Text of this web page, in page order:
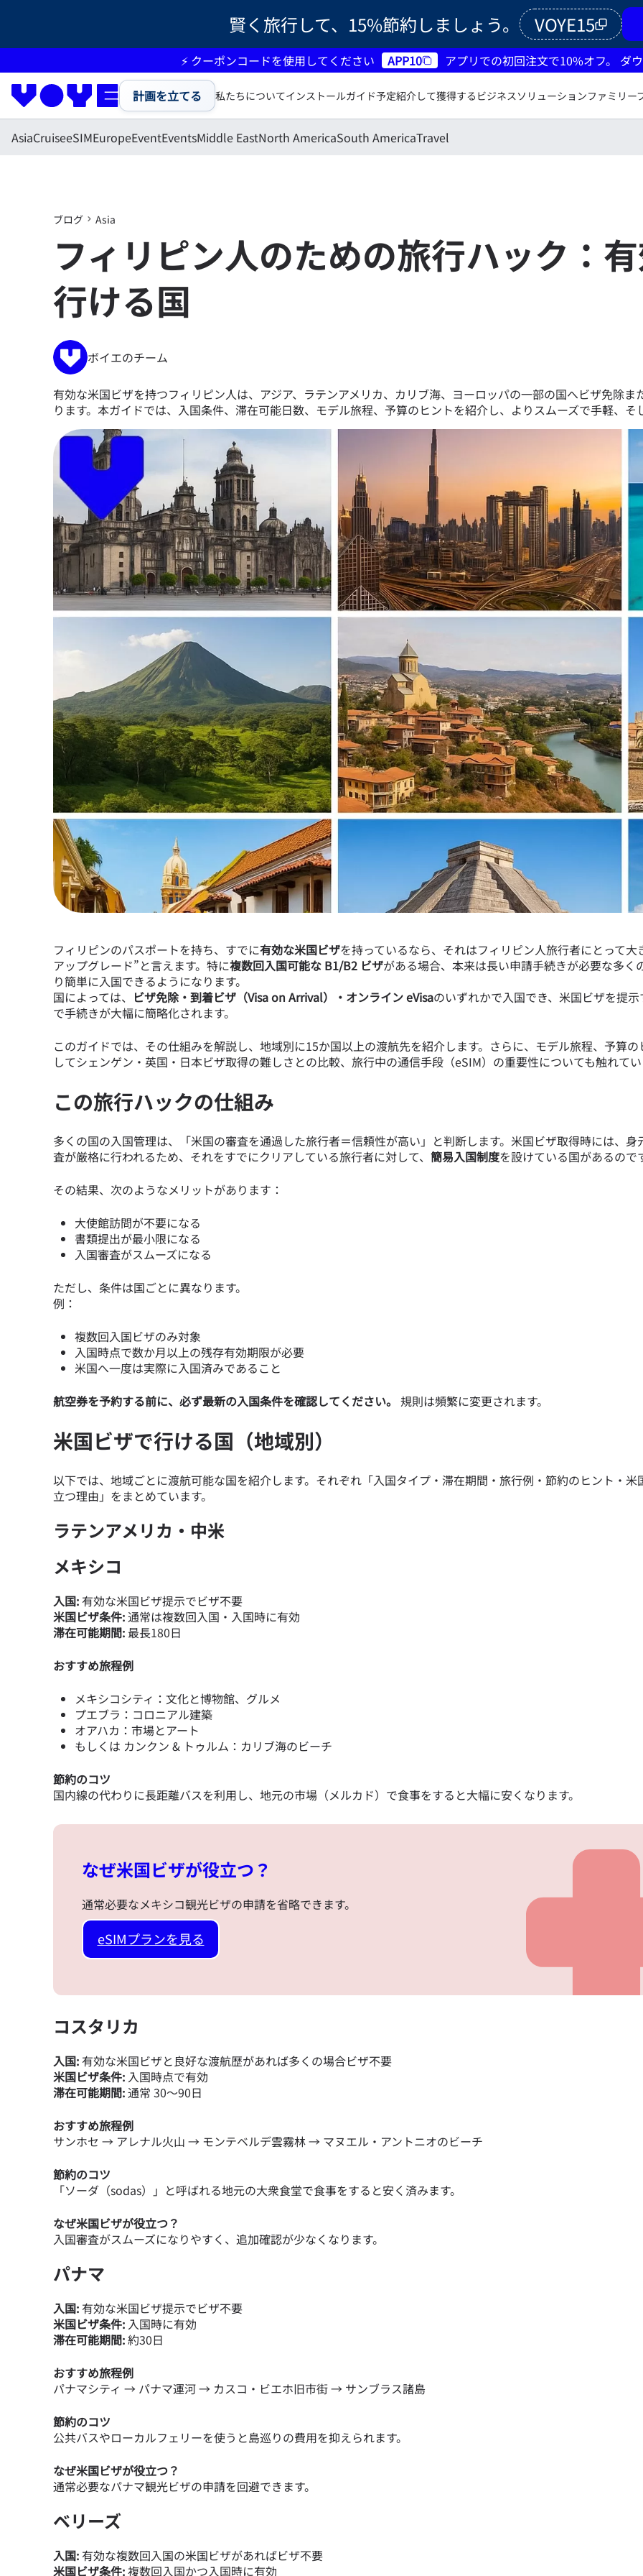
賢く旅行して、15%節約しましょう。 VOYE15
⚡ クーポンコードを使用してください APP10 アプリでの初回注文で10%オフ。 ダ
計画を立てる 私たちについてインストールガイド予定紹介して獲得する ビジネスソリューションファミリー
AsiaCruiseeSIMEuropeEventEventsMiddle EastNorth AmericaSouth AmericaTravel
ブログ Asia
フィリピン人のための旅行ハック：
行ける国
ボイエのチーム
有効な米国ビザを持つフィリピン人は、アジア、ラテンアメリカ、カリブ海、ヨーロッパの一部の国へビザ免除
ります。本ガイドでは、入国条件、滞在可能日数、モデル旅程、予算のヒントを紹介し、よりスムーズで手軽、そ
フィリピンのパスポートを持ち、すでに有効な米国ビザを持っているなら、それはフィリピン人旅行者にとって大
アップグレード”と言えます。特に複数回入国可能な B1/B2 ビザがある場合、本来は長い申請手続きが必要な多く
り簡単に入国できるようになります。
国によっては、 ビザ免除・到着ビザ（Visa on Arrival）・オンライン eVisaのいずれかで入国でき、米国ビザを提示
で手続きが大幅に簡略化されます。
このガイドでは、その仕組みを解説し、地域別に15か国以上の渡航先を紹介します。さらに、モデル旅程、予算の
してシェンゲン・英国・日本ビザ取得の難しさとの比較、旅行中の通信手段（eSIM）の重要性についても触れてい
この旅行ハックの仕組み
多くの国の入国管理は、「米国の審査を通過した旅行者＝信頼性が高い」と判断します。米国ビザ取得時には、身
査が厳格に行われるため、それをすでにクリアしている旅行者に対して、 簡易入国制度を設けている国があるので
その結果、次のようなメリットがあります：
大使館訪問が不要になる
書類提出が最小限になる
入国審査がスムーズになる
ただし、条件は国ごとに異なります。
例：
複数回入国ビザのみ対象
入国時点で数か月以上の残存有効期限が必要
米国へ一度は実際に入国済みであること
航空券を予約する前に、必ず最新の入国条件を確認してください。 規則は頻繁に変更されます。
米国ビザで行ける国（地域別）
以下では、地域ごとに渡航可能な国を紹介します。それぞれ「入国タイプ・滞在期間・旅行例・節約のヒント・米
立つ理由」をまとめています。
ラテンアメリカ・中米
メキシコ
入国:有効な米国ビザ提示でビザ不要
米国ビザ条件:通常は複数回入国・入国時に有効
滞在可能期間: 最長180日
おすすめ旅程例
メキシコシティ：文化と博物館、グルメ
プエブラ：コロニアル建築
オアハカ：市場とアート
もしくは カンクン & トゥルム：カリブ海のビーチ
節約のコツ
国内線の代わりに長距離バスを利用し、地元の市場（メルカド）で食事をすると大幅に安くなります。
なぜ米国ビザが役立つ？
通常必要なメキシコ観光ビザの申請を省略できます。
eSIMプランを見る
コスタリカ
入国:有効な米国ビザと良好な渡航歴があれば多くの場合ビザ不要
米国ビザ条件: 入国時点で有効
滞在可能期間:通常 30～90日
おすすめ旅程例
サンホセ → アレナル火山 → モンテベルデ雲霧林 → マヌエル・アントニオのビーチ
節約のコツ
「ソーダ（sodas）」と呼ばれる地元の大衆食堂で食事をすると安く済みます。
なぜ米国ビザが役立つ？
入国審査がスムーズになりやすく、追加確認が少なくなります。
パナマ
入国:有効な米国ビザ提示でビザ不要
米国ビザ条件: 入国時に有効
滞在可能期間:約30日
おすすめ旅程例
パナマシティ → パナマ運河 → カスコ・ビエホ旧市街 → サンブラス諸島
節約のコツ
公共バスやローカルフェリーを使うと島巡りの費用を抑えられます。
なぜ米国ビザが役立つ？
通常必要なパナマ観光ビザの申請を回避できます。
ベリーズ
入国:有効な複数回入国の米国ビザがあればビザ不要
米国ビザ条件:複数回入国かつ入国時に有効
To get your eSIM, start by checking if your device supports eSIM
activation. They will provide you with a QR code or activation
通貨を選択
SGD - シンガポール・ドル
IDR - インドネシア・ルピア
CAD - カナダドル
AED - アラブ首長国連邦ディルハム
CHF - スイス・フラン
アカウントにログインするか、数秒でアカウントを作成してください。